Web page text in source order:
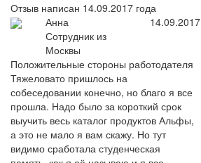
Отзыв написан 14.09.2017 года
Анна
Сотрудник из
Москвы
14.09.2017
Положительные стороны работодателя
Тяжеловато пришлось на
собеседовании конечно, но благо я все
прошла. Надо было за короткий срок
выучить весь каталог продуктов Альфы,
а это не мало я вам скажу. Но тут
видимо сработала студенческая